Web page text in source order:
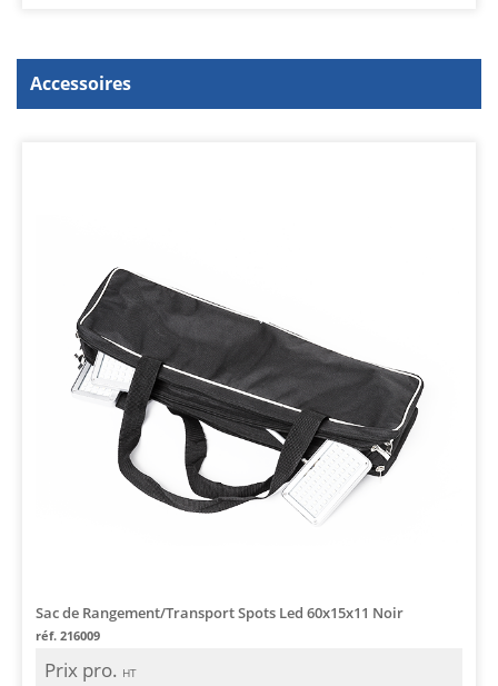
Accessoires
Sac de Rangement/Transport Spots Led 60x15x11 Noir
réf. 216009
Prix pro. HT